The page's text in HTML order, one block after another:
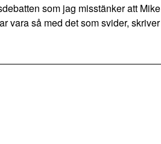
som jag misstänker att Mike
vara så med det som svider, skriver